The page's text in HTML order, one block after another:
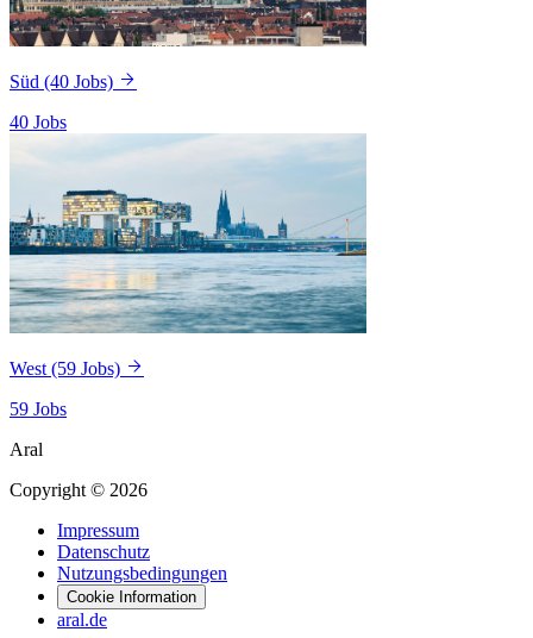
Süd (40 Jobs)
40 Jobs
West (59 Jobs)
59 Jobs
Aral
Copyright © 2026
Impressum
Datenschutz
Nutzungsbedingungen
Cookie Information
aral.de